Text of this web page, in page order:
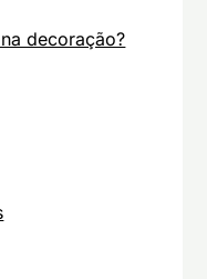
decoração?